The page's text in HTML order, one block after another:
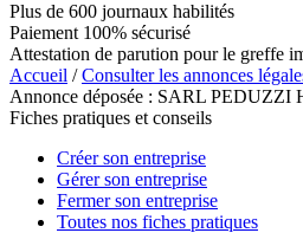
Plus de 600 journaux habilités
Paiement 100% sécurisé
Attestation de parution pour le greffe
Accueil /Consulter les annonces
Annonce déposée : SARL PEDUZZI
Fiches pratiques et conseils
Créer son entreprise
Gérer son entreprise
Fermer son entreprise
Toutes nos fiches pratiques